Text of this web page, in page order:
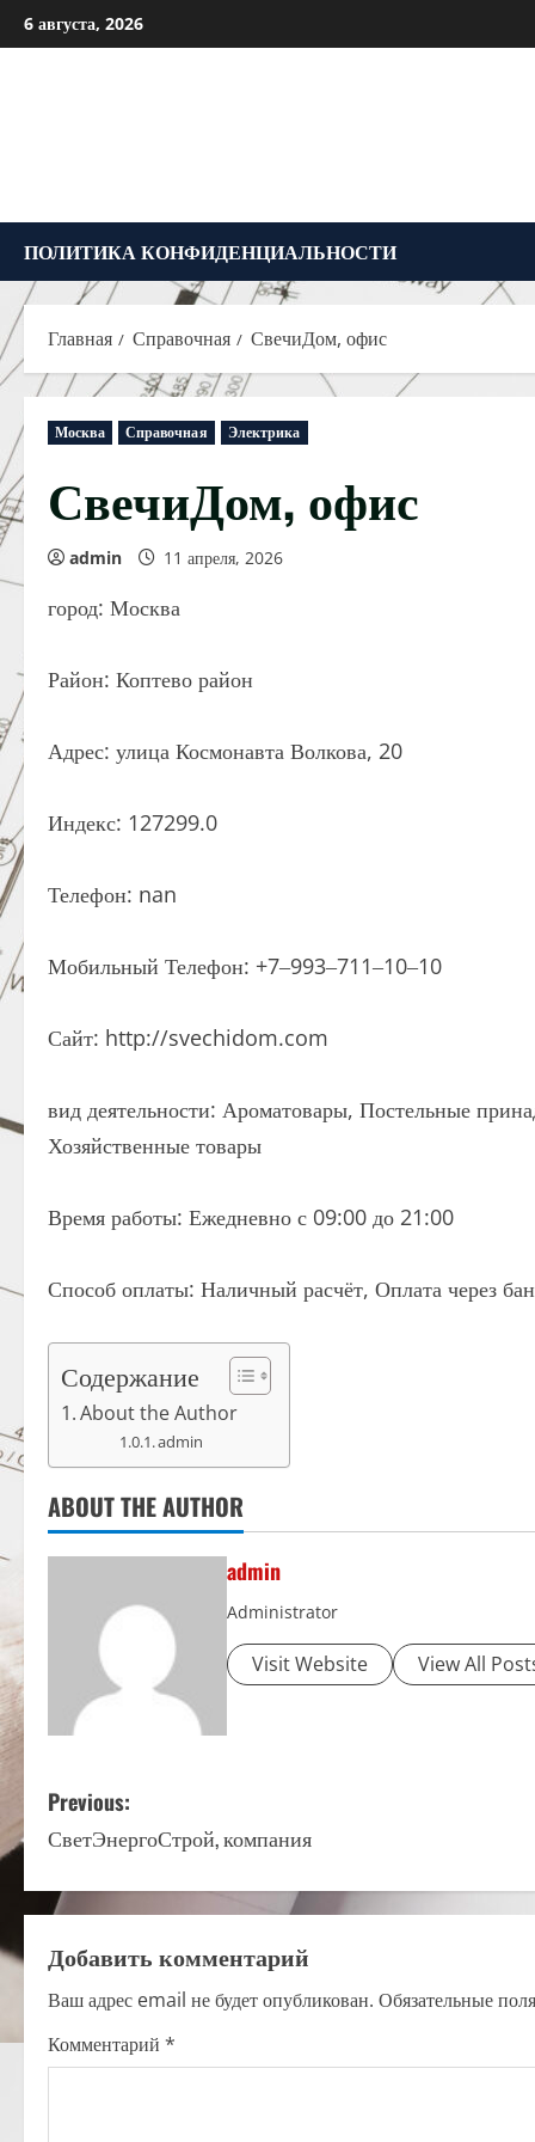
Перейти
к
6 августа, 2026
ПОЛИТИКА КОНФИДЕНЦИАЛЬНОСТИ
Главная Справочная СвечиДом, офис
Москва Справочная Электрика
СвечиДом, офис
admin 11 апреля, 2026
город: Москва
Район: Коптево район
Адрес: улица Космонавта Волкова, 20
Индекс: 127299.0
Телефон: nan
Мобильный Телефон: +7‒993‒711‒10‒10
Сайт: http://svechidom.com
вид деятельности: Ароматовары, Постельные
Хозяйственные товары
Время работы: Ежедневно с 09:00 до 21:00
Способ оплаты: Наличный расчёт, Оплата через
Содержание
About the Author
admin
ABOUT THE AUTHOR
admin
Administrator
Visit Website View All
P
o
s
t
n
a
Previous:
СветЭнергоСтрой, компания
Добавить комментарий
Ваш адрес email не будет опубликован. Обязательные
Комментарий *